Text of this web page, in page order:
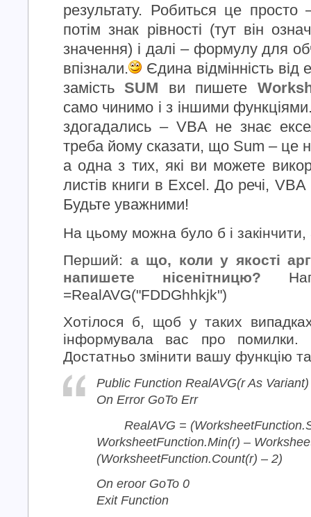
результату. Робиться це просто
потім знак рівності (тут він
значення) і далі – формулу для
впізнали.
Єдина відмінність від
замість SUM ви пишете
само чинимо і з іншими
здогадались – VBA не знає
треба йому сказати, що Sum – це
а одна з тих, які ви можете
листів книги в Excel. До речі, VBA
Будьте уважними!
На цьому можна було б і
Перший: а що, коли у якості
напишете нісенітницю?
=RealAVG("FDDGhhkjk")
Хотілося б, щоб у таких
інформувала вас про
Достатньо змінити вашу функцію
Public Function RealAVG(r As
On Error GoTo Err
RealAVG =
WorksheetFunction.Min(r) –
(WorksheetFunction.Count(r) – 2)
On eroor GoTo 0
Exit Function